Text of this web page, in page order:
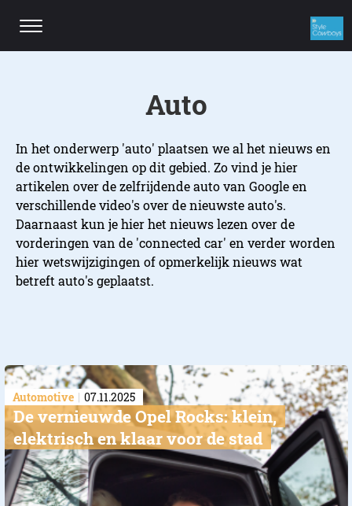
Auto
In het onderwerp 'auto' plaatsen we al het nieuws en
de ontwikkelingen op dit gebied. Zo vind je hier
artikelen over de zelfrijdende auto van Google en
verschillende video's over de nieuwste auto's.
Daarnaast kun je hier het nieuws lezen over de
vorderingen van de 'connected car' en verder worden
hier wetswijzigingen of opmerkelijk nieuws wat
betreft auto's geplaatst.
Automotive 07.11.2025
De vernieuwde Opel Rocks: klein,
elektrisch en klaar voor de stad